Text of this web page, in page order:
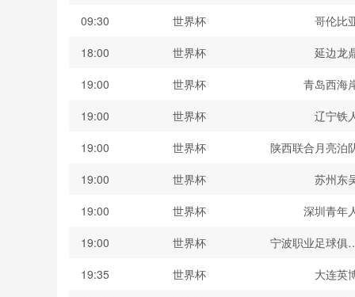
09:30
世界杯
哥伦比
18:00
世界杯
延边龙
19:00
世界杯
青岛西海
19:00
世界杯
辽宁铁
19:00
世界杯
陕西联合月亮泊
19:00
世界杯
苏州东
19:00
世界杯
深圳青年
19:00
世界杯
宁波职业足球俱
19:35 世界杯
大连英